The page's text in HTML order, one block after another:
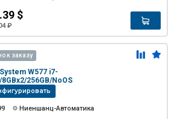
$
₽
к заказу
W577 i7-
256GB/NoOS
Ниеншанц-Автоматика